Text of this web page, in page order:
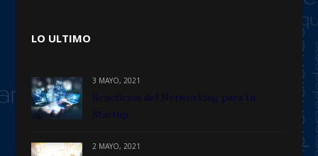
LO ULTIMO
3 MAYO, 2021
Beneficios del Networking para tu
Startup
2 MAYO, 2021